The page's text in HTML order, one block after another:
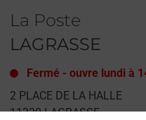
La Poste
LAGRASSE
Fermé -ouvre lundi à
2 PLACE DE LA HALLE
11220 LAGRASSE